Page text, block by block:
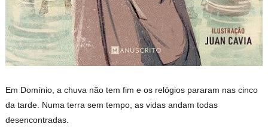
Em Domínio, a chuva não tem fim e os relógios pararam nas cinco
da tarde. Numa terra sem tempo, as vidas andam todas
desencontradas.